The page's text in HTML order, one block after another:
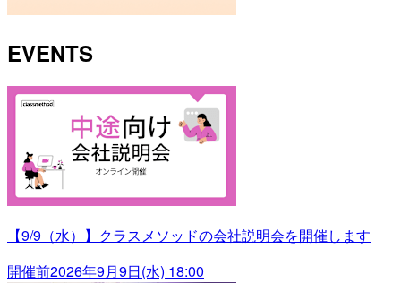
EVENTS
【9/9（水）】クラスメソッドの会社説明会を開催します
開催前2026年9月9日(水) 18:00